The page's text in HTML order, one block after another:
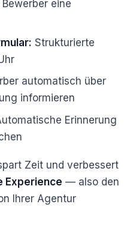
eine
Strukturierte
automatisch über
informieren
Erinnerung
Zeit und verbessert
Experience — also den
Ihrer Agentur